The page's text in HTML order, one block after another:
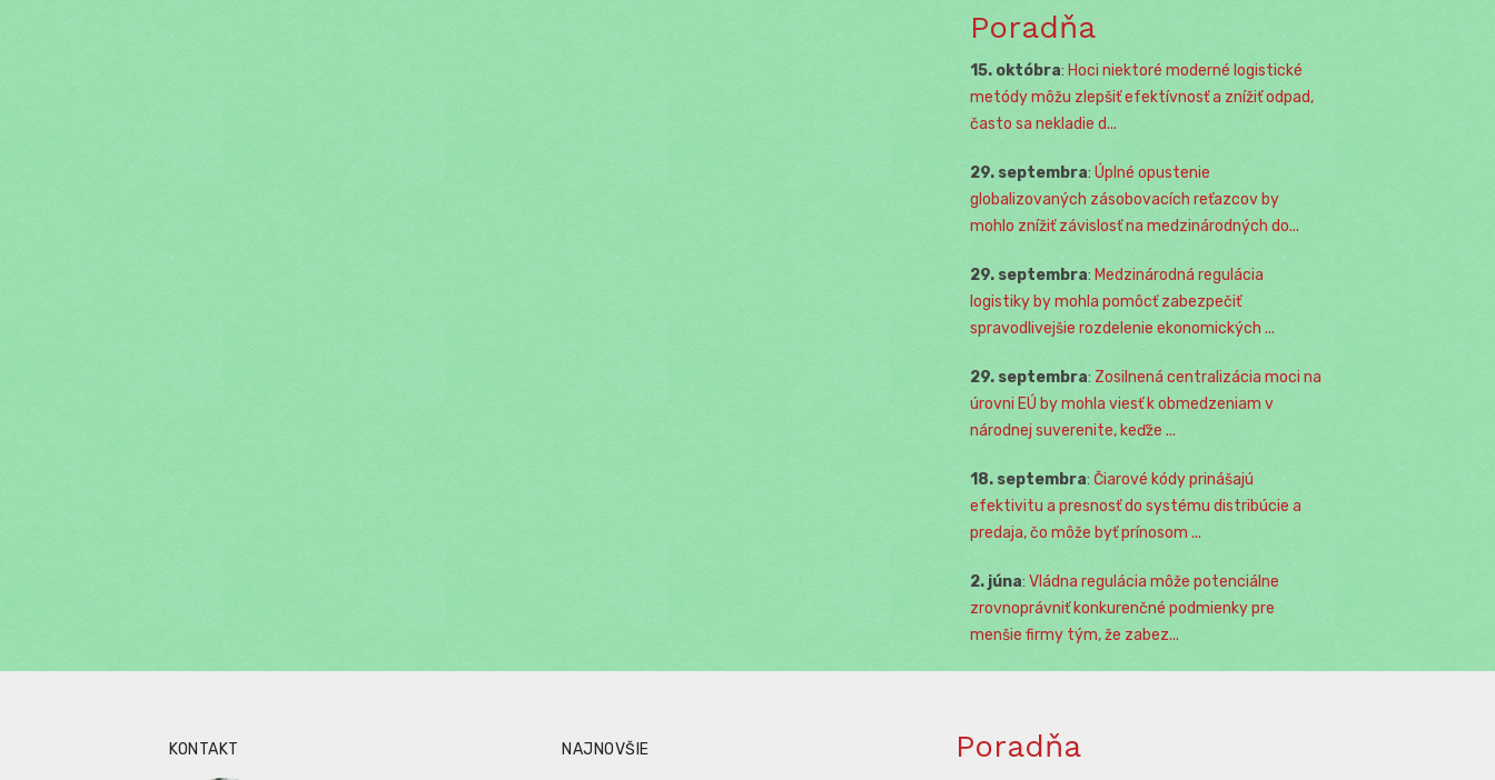
Poradňa
15. októbra: Hoci niektoré moderné logistické
metódy môžu zlepšiť efektívnosť a znížiť odpad,
často sa nekladie d...
29. septembra: Úplné opustenie
globalizovaných zásobovacích reťazcov by
mohlo znížiť závislosť na medzinárodných do...
29. septembra: Medzinárodná regulácia
logistiky by mohla pomôcť zabezpečiť
spravodlivejšie rozdelenie ekonomických ...
29. septembra: Zosilnená centralizácia moci na
úrovni EÚ by mohla viesť k obmedzeniam v
národnej suverenite, keďže ...
18. septembra: Čiarové kódy prinášajú
efektivitu a presnosť do systému distribúcie a
predaja, čo môže byť prínosom ...
2. júna: Vládna regulácia môže potenciálne
zrovnoprávniť konkurenčné podmienky pre
menšie firmy tým, že zabez...
KONTAKT NAJNOVŠIE Poradňa